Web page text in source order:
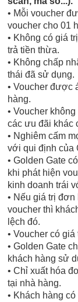
• Mỗi voucher
voucher cho 01
• Không có giá
trả tiền thừa.
• Không chấp
thái đã sử dụng.
• Voucher được
hàng.
• Voucher
các ưu đãi khác
• Nghiêm cấm
với qui định của
• Golden Gate
khi phát hiện
kinh doanh trái
• Nếu giá trị
voucher thì
lệch đó.
• Voucher có
• Golden Gate
khách hàng sử
• Chỉ xuất hóa
tại nhà hàng.
• Khách hàng